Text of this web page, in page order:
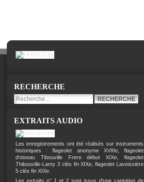
RECHERCHE
EXTRAITS AUDIO
Les enregistrements ont été réalisés sur instruments
historiques : flageolet anonyme XVIIIe, flageolet
d'oiseau Tibouville Frere début XIXe, flageolet
Thibouville-Lamy 3 clés fin XIXe, flageolet Laveissière
5 clés fin XIXe.
Les extraits n° 1 et 2 sont issus d'une captation de